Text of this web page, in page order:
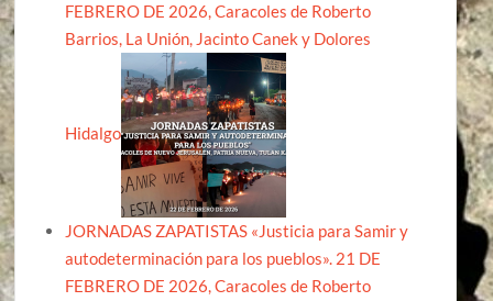
FEBRERO DE 2026, Caracoles de Roberto
Barrios, La Unión, Jacinto Canek y Dolores
Hidalgo
JORNADAS ZAPATISTAS «Justicia para Samir y
autodeterminación para los pueblos». 21 DE
FEBRERO DE 2026, Caracoles de Roberto